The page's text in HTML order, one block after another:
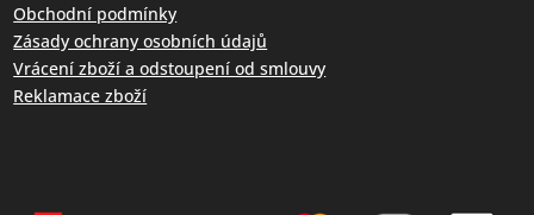
Obchodní podmínky
Zásady ochrany osobních údajů
Vrácení zboží a odstoupení od smlouvy
Reklamace zboží